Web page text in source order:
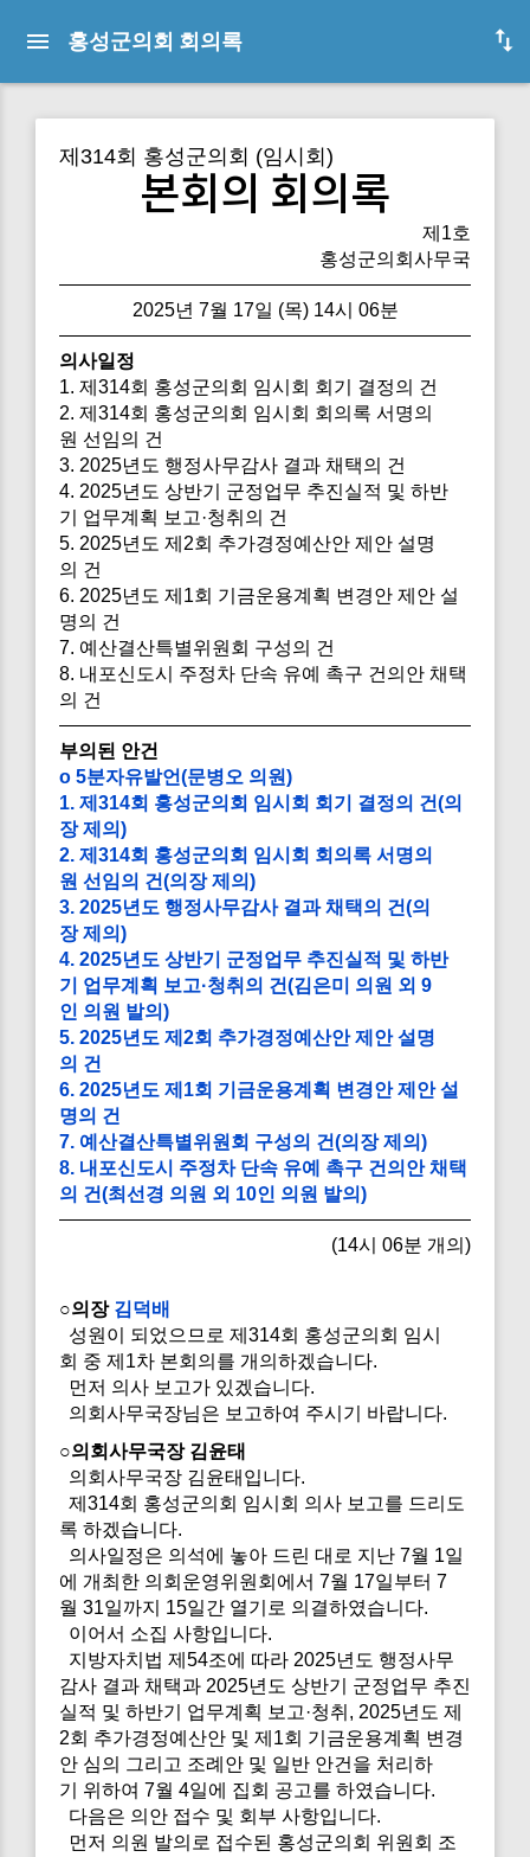
홍성군의회 회의록
제314회 홍성군의회 (임시회)
본회의 회의록
제1호
홍성군의회사무국
2025년 7월 17일 (목) 14시 06분
의사일정
1. 제314회 홍성군의회 임시회 회기 결정의 건
2. 제314회 홍성군의회 임시회 회의록 서명의
원 선임의 건
3. 2025년도 행정사무감사 결과 채택의 건
4. 2025년도 상반기 군정업무 추진실적 및 하반
기 업무계획 보고·청취의 건
5. 2025년도 제2회 추가경정예산안 제안 설명
의 건
6. 2025년도 제1회 기금운용계획 변경안 제안 설
명의 건
7. 예산결산특별위원회 구성의 건
8. 내포신도시 주정차 단속 유예 촉구 건의안 채택
의 건
부의된 안건
o 5분자유발언(문병오 의원)
1. 제314회 홍성군의회 임시회 회기 결정의 건(의
장 제의)
2. 제314회 홍성군의회 임시회 회의록 서명의
원 선임의 건(의장 제의)
3. 2025년도 행정사무감사 결과 채택의 건(의
장 제의)
4. 2025년도 상반기 군정업무 추진실적 및 하반
기 업무계획 보고·청취의 건(김은미 의원 외 9
인 의원 발의)
5. 2025년도 제2회 추가경정예산안 제안 설명
의 건
6. 2025년도 제1회 기금운용계획 변경안 제안 설
명의 건
7. 예산결산특별위원회 구성의 건(의장 제의)
8. 내포신도시 주정차 단속 유예 촉구 건의안 채택
의 건(최선경 의원 외 10인 의원 발의)
(14시 06분 개의)
○의장 김덕배
성원이 되었으므로 제314회 홍성군의회 임시
회 중 제1차 본회의를 개의하겠습니다.
먼저 의사 보고가 있겠습니다.
의회사무국장님은 보고하여 주시기 바랍니다.
○의회사무국장 김윤태
의회사무국장 김윤태입니다.
제314회 홍성군의회 임시회 의사 보고를 드리도
록 하겠습니다.
의사일정은 의석에 놓아 드린 대로 지난 7월 1일
에 개최한 의회운영위원회에서 7월 17일부터 7
월 31일까지 15일간 열기로 의결하였습니다.
이어서 소집 사항입니다.
지방자치법 제54조에 따라 2025년도 행정사무
감사 결과 채택과 2025년도 상반기 군정업무 추진
실적 및 하반기 업무계획 보고·청취, 2025년도 제
2회 추가경정예산안 및 제1회 기금운용계획 변경
안 심의 그리고 조례안 및 일반 안건을 처리하
기 위하여 7월 4일에 집회 공고를 하였습니다.
다음은 의안 접수 및 회부 사항입니다.
먼저 의원 발의로 접수된 홍성군의회 위원회 조